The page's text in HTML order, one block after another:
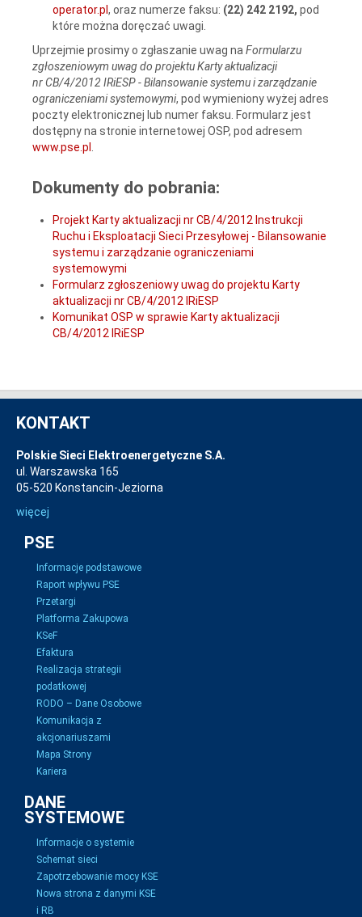
operator.pl , oraz numerze faksu: (22) 242 2192, pod
które można doręczać uwagi.
Uprzejmie prosimy o zgłaszanie uwag na Formularzu
zgłoszeniowym uwag do projektu Karty aktualizacji
nr CB/4/2012 IRiESP - Bilansowanie systemu i zarządzanie
ograniczeniami systemowymi, pod wymieniony wyżej adres
poczty elektronicznej lub numer faksu. Formularz jest
dostępny na stronie internetowej OSP, pod adresem
www.pse.pl
Dokumenty do pobrania:
Projekt Karty aktualizacji nr CB/4/2012 Instrukcji
Ruchu i Eksploatacji Sieci Przesyłowej - Bilansowanie
systemu i zarządzanie ograniczeniami
systemowymi
Formularz zgłoszeniowy uwag do projektu Karty
aktualizacji nr CB/4/2012 IRiESP
Komunikat OSP w sprawie Karty aktualizacji
CB/4/2012 IRiESP
KONTAKT
Polskie Sieci Elektroenergetyczne S.A.
ul. Warszawska 165
05-520 Konstancin-Jeziorna
więcej
PSE
Informacje podstawowe
Raport wpływu PSE
Przetargi
Platforma Zakupowa
KSeF
Efaktura
Realizacja strategii
podatkowej
RODO – Dane Osobowe
Komunikacja z
akcjonariuszami
Mapa Strony
Kariera
DANE
SYSTEMOWE
Informacje o systemie
Schemat sieci
Zapotrzebowanie mocy KSE
Nowa strona z danymi KSE
i RB